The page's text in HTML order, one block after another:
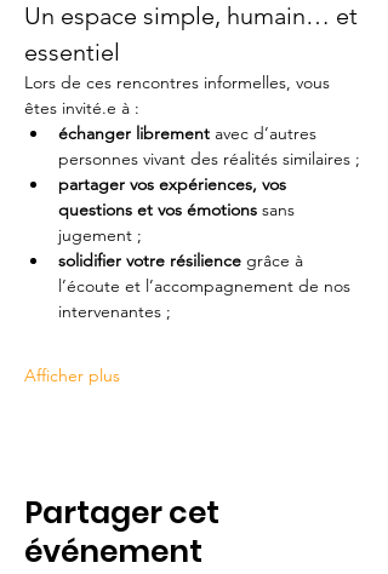
Un espace simple, humain… et
essentiel
Lors de ces rencontres informelles, vous
êtes invité.e à :
échanger librement avec d’autres
personnes vivant des réalités similaires ;
partager vos expériences, vos
questions et vos émotions sans
jugement ;
solidifier votre résilience grâce à
l’écoute et l’accompagnement de nos
intervenantes ;
Afficher plus
Partager cet
événement